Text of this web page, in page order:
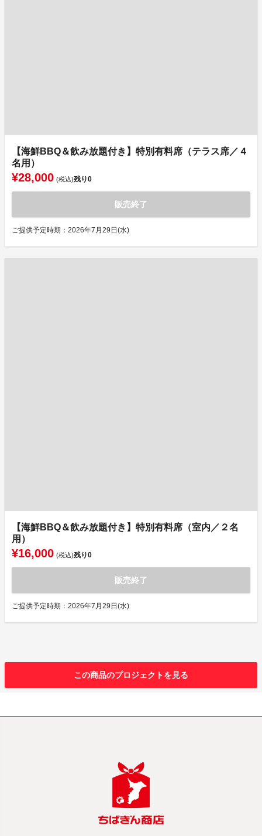
【海鮮BBQ＆飲み放題付き】特別有料席（テラス席／４
名用）
¥28,000 (税込)残り0
販売終了
ご提供予定時期：2026年7月29日(水)
【海鮮BBQ＆飲み放題付き】特別有料席（室内／２名
用）
¥16,000 (税込)残り0
販売終了
ご提供予定時期：2026年7月29日(水)
この商品のプロジェクトを見る